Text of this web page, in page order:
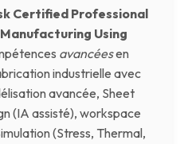
Certified Professional
Using
avancéesen
industrielle avec
avancée, Sheet
(IA assisté), workspace
(Stress, Thermal,